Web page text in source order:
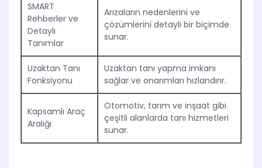
SMART
Rehberler ve
Detaylı
Tanımlar
Arızaların nedenlerini ve
çözümlerini detaylı bir biçimde
sunar.
Uzaktan Tanı
Fonksiyonu
Uzaktan tanı yapma imkanı
sağlar ve onarımları hızlandırır.
Kapsamlı Araç
Aralığı
Otomotiv, tarım ve inşaat gibi
çeşitli alanlarda tanı hizmetleri
sunar.